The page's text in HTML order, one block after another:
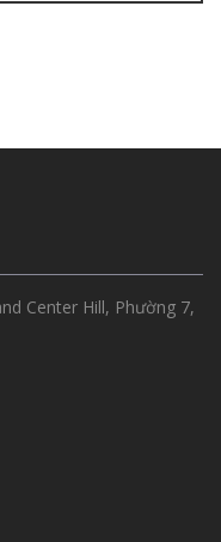
Center Hill, Phường 7,